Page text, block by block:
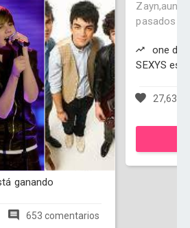
ganando
653 comentarios
pasados
one
SEXYS
27,638